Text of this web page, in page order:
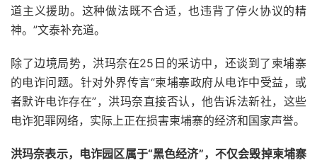
道主义援助。这种做法既不合适，也违背了停火协议的精
神。”文泰补充道。
除了边境局势，洪玛奈在25日的采访中，还谈到了柬埔寨
的电诈问题。针对外界传言“柬埔寨政府从电诈中受益，或
者默许电诈存在”，洪玛奈直接否认，他告诉法新社，这些
电诈犯罪网络，实际上正在损害柬埔寨的经济和国家声誉。
洪玛奈表示，电诈园区属于“黑色经济”，不仅会毁掉柬埔寨